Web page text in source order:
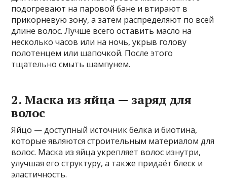
подогревают на паровой бане и втирают в
прикорневую зону, а затем распределяют по всей
длине волос. Лучше всего оставить масло на
несколько часов или на ночь, укрыв голову
полотенцем или шапочкой. После этого
тщательно смыть шампунем.
2. Маска из яйца — заряд для
волос
Яйцо — доступный источник белка и биотина,
которые являются строительным материалом для
волос. Маска из яйца укрепляет волос изнутри,
улучшая его структуру, а также придаёт блеск и
эластичность.